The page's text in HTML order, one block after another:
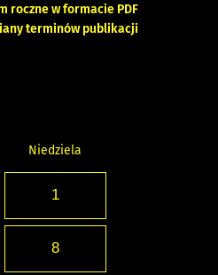
roczne w formacie PDF
terminów publikacji
Niedziela
1
8